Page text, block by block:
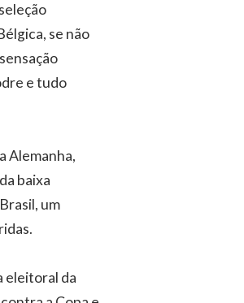
se não
e tudo
Alemanha,
baixa
um
eleitoral da